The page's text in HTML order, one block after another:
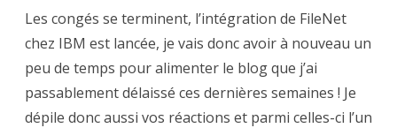
nuls »
et
autres
sujets
Les congés se terminent, l’intégration de FileNet
chez IBM est lancée, je vais donc avoir à nouveau un
peu de temps pour alimenter le blog que j’ai
passablement délaissé ces dernières semaines ! Je
dépile donc aussi vos réactions et parmi celles-ci l’un